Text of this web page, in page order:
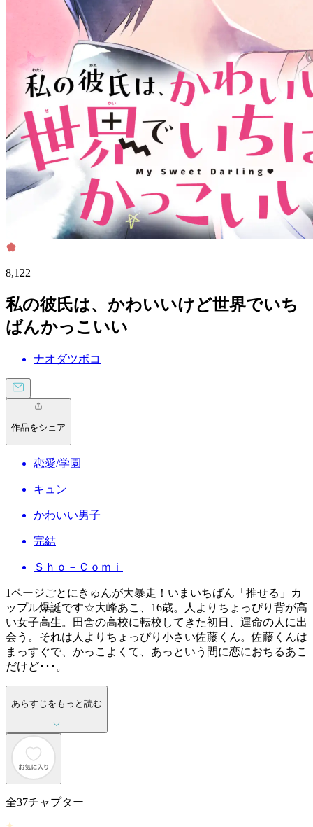
8,122
私の彼氏は、かわいいけど世界でいち
ばんかっこいい
ナオダツボコ
作品をシェア
恋愛/学園
キュン
かわいい男子
完結
Ｓｈｏ－Ｃｏｍｉ
1ページごとにきゅんが大暴走！いまいちばん「推せる」カ
ップル爆誕です☆大峰あこ、16歳。人よりちょっぴり背が高
い女子高生。田舎の高校に転校してきた初日、運命の人に出
会う。それは人よりちょっぴり小さい佐藤くん。佐藤くんは
まっすぐで、かっこよくて、あっという間に恋におちるあこ
だけど･･･。
あらすじをもっと読む
全37チャプター